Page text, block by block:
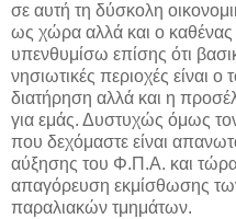
σε αυτή τη δύσκολη
ως χώρα αλλά και ο
υπενθυμίσω επίσης ότι
νησιωτικές περιοχές είναι
διατήρηση αλλά και η
για εμάς. Δυστυχώς όμως
που δεχόμαστε είναι
αύξησης του Φ.Π.Α. και τώρα
απαγόρευση εκμίσθωσης
παραλιακών τμημάτων.